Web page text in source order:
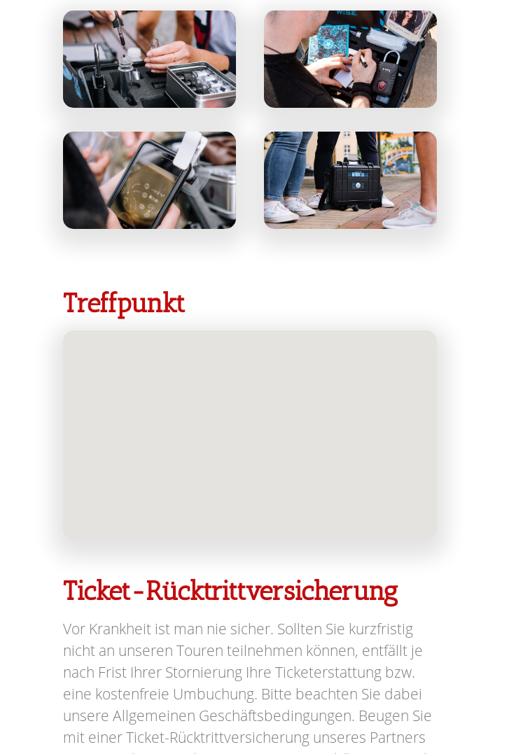
Treffpunkt
Ticket-Rücktrittversicherung
Vor Krankheit ist man nie sicher. Sollten Sie kurzfristig
nicht an unseren Touren teilnehmen können, entfällt je
nach Frist Ihrer Stornierung Ihre Ticketerstattung bzw.
eine kostenfreie Umbuchung. Bitte beachten Sie dabei
unsere Allgemeinen Geschäftsbedingungen. Beugen Sie
mit einer Ticket-Rücktrittversicherung unseres Partners